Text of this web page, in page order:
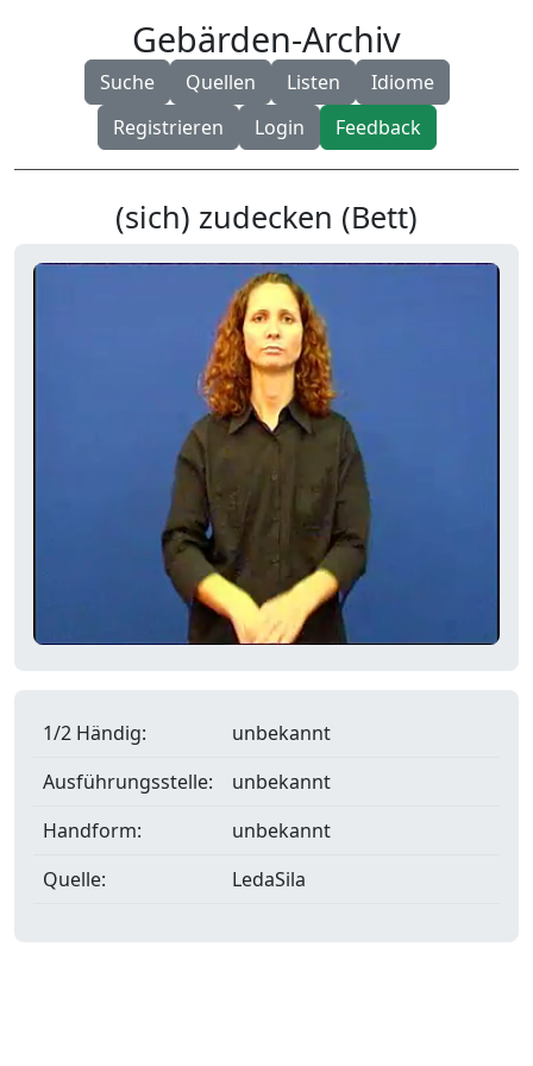
Gebärden-Archiv
Suche Quellen Listen
Idiome
Registrieren
Login Feedback
(sich) zudecken (Bett)
1/2 Händig:
unbekannt
Ausführungsstelle:
unbekannt
Handform:
unbekannt
Quelle:
LedaSila